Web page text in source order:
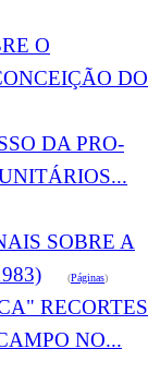
O
DO
DA PRO-
SOBRE A
(Páginas)
RECORTES
NO...